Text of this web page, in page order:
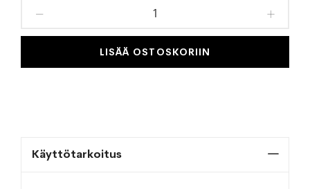
toivelistaan
LISÄÄ OSTOSKORIIN
Käyttötarkoitus